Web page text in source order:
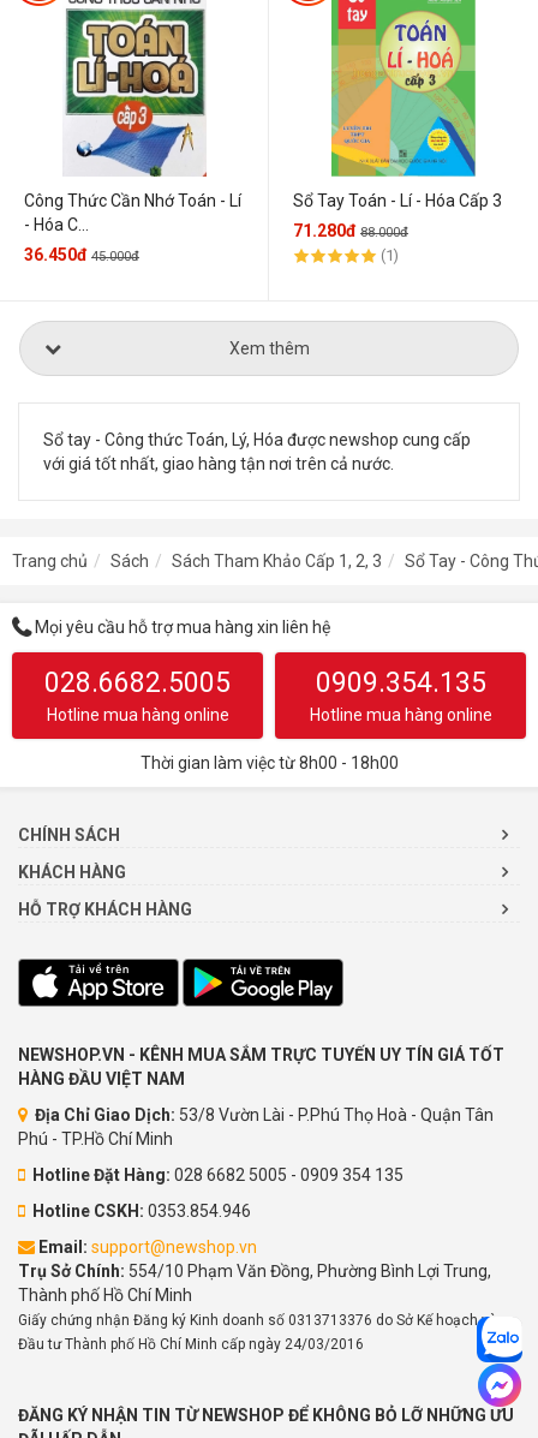
Công Thức Cần Nhớ Toán - Lí
- Hóa C...
36.450đ 45.000đ
Sổ Tay Toán - Lí - Hóa Cấp 3
71.280đ 88.000đ
(1)
Xem thêm
Sổ tay - Công thức Toán, Lý, Hóa được newshop cung cấp
với giá tốt nhất, giao hàng tận nơi trên cả nước.
Trang chủ Sách Sách Tham Khảo Cấp 1, 2, 3 Sổ Tay - Công
Mọi yêu cầu hỗ trợ mua hàng xin liên hệ
028.6682.5005
Hotline mua hàng online
0909.354.135
Hotline mua hàng online
Thời gian làm việc từ 8h00 - 18h00
CHÍNH SÁCH
KHÁCH HÀNG
HỖ TRỢ KHÁCH HÀNG
NEWSHOP.VN - KÊNH MUA SẮM TRỰC TUYẾN UY TÍN GIÁ TỐT
HÀNG ĐẦU VIỆT NAM
Địa Chỉ Giao Dịch: 53/8 Vườn Lài - P.Phú Thọ Hoà - Quận Tân
Phú - TP.Hồ Chí Minh
Hotline Đặt Hàng: 028 6682 5005 - 0909 354 135
Hotline CSKH: 0353.854.946
Email: support@newshop.vn
Trụ Sở Chính: 554/10 Phạm Văn Đồng, Phường Bình Lợi Trung,
Thành phố Hồ Chí Minh
Giấy chứng nhận Đăng ký Kinh doanh số 0313713376 do Sở Kế hoạch và
Đầu tư Thành phố Hồ Chí Minh cấp ngày 24/03/2016
ĐĂNG KÝ NHẬN TIN TỪ NEWSHOP ĐỂ KHÔNG BỎ LỠ NHỮNG ƯU